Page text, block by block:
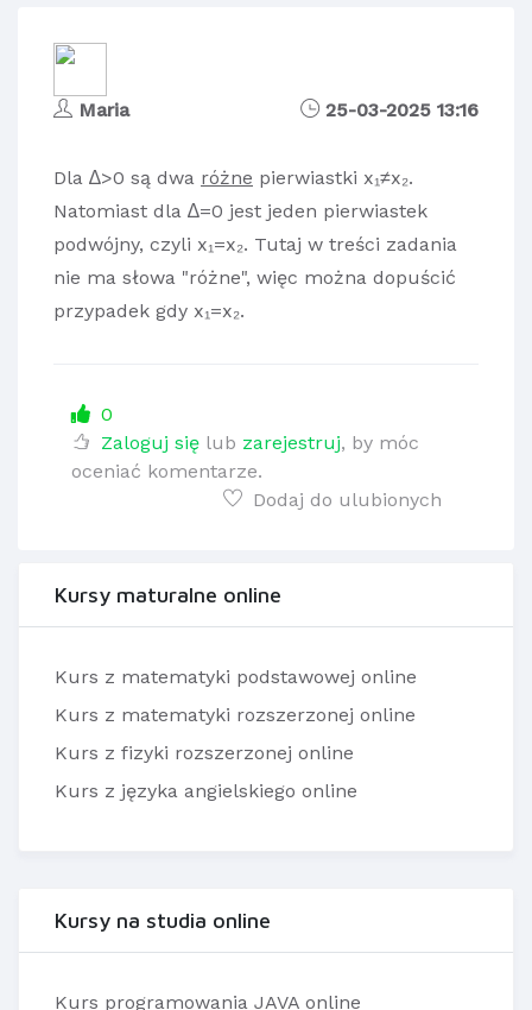
Maria 25-03-2025 13:16
Dla ∆>0 są dwa różne pierwiastki x₁≠x₂.
Natomiast dla ∆=0 jest jeden pierwiastek
podwójny, czyli x₁=x₂. Tutaj w treści zadania
nie ma słowa "różne", więc można dopuścić
przypadek gdy x₁=x₂.
0
Zaloguj się lub zarejestruj, by móc
oceniać komentarze.
Dodaj do ulubionych
Kursy maturalne online
Kurs z matematyki podstawowej online
Kurs z matematyki rozszerzonej online
Kurs z fizyki rozszerzonej online
Kurs z języka angielskiego online
Kursy na studia online
Kurs programowania JAVA online